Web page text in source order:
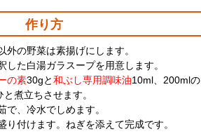
作り方
の野菜は素揚げにします。
した白湯ガラスープを用意します。
の素30gと和ぶし専用調味油10ml、200mlの
煮立ちさせます。
、冷水でしめます。
けます。ねぎを添えて完成です。